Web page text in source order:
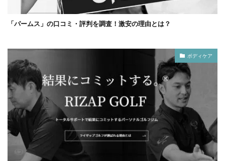
「パームス」の口コミ・評判を調査！激安の理由とは？
ボディケア